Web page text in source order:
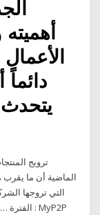
ترويج
التي تروجها